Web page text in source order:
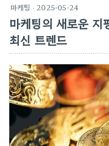
마케팅 · 2025-05-24
마케팅의 새로운 지
최신 트렌드